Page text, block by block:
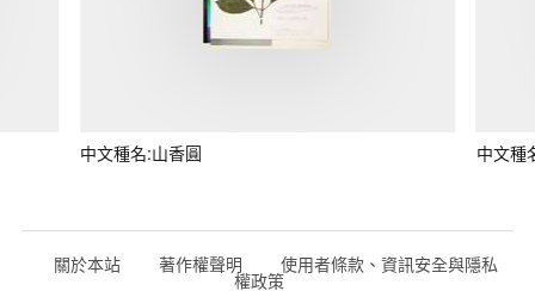
中文種名:山香圓 中文種
關於本站 著作權聲明 使用者條款、資訊安全與隱私
權政策